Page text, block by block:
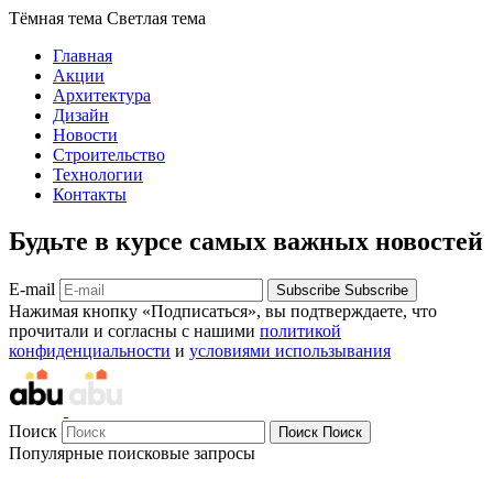
Тёмная тема Светлая тема
Главная
Акции
Архитектура
Дизайн
Новости
Строительство
Технологии
Контакты
Будьте в курсе самых важных новостей
E-mail Subscribe Subscribe
Нажимая кнопку «Подписаться», вы подтверждаете, что
прочитали и согласны с нашими политикой
конфиденциальности и условиями использывания
Поиск Поиск Поиск
Популярные поисковые запросы